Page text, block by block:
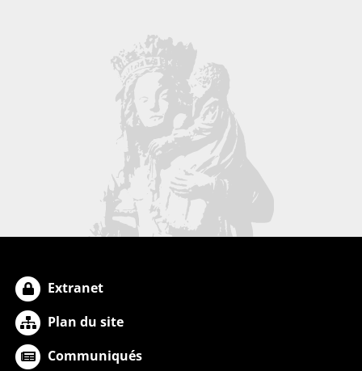
Extranet
Plan du site
Communiqués